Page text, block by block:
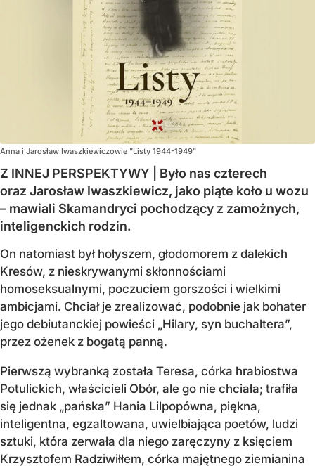
Anna i Jarosław Iwaszkiewiczowie "Listy 1944-1949"
Z INNEJ PERSPEKTYWY | Było nas czterech
oraz Jarosław Iwaszkiewicz, jako piąte koło u wozu
– mawiali Skamandryci pochodzący z zamożnych,
inteligenckich rodzin.
On natomiast był hołyszem, głodomorem z dalekich
Kresów, z nieskrywanymi skłonnościami
homoseksualnymi, poczuciem gorszości i wielkimi
ambicjami. Chciał je zrealizować, podobnie jak bohater
jego debiutanckiej powieści „Hilary, syn buchaltera”,
przez ożenek z bogatą panną.
Pierwszą wybranką została Teresa, córka hrabiostwa
Potulickich, właścicieli Obór, ale go nie chciała; trafiła
się jednak „pańska” Hania Lilpopówna, piękna,
inteligentna, egzaltowana, uwielbiająca poetów, ludzi
sztuki, która zerwała dla niego zaręczyny z księciem
Krzysztofem Radziwiłłem, córka majętnego ziemianina